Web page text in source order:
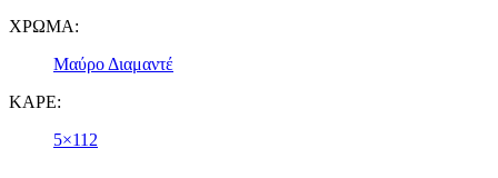
ΧΡΩΜΑ:
Μαύρο Διαμαντέ
ΚΑΡΕ:
5×112